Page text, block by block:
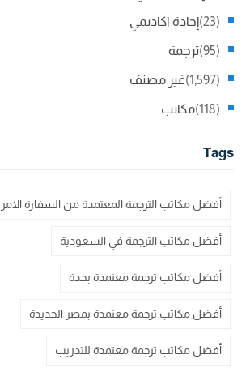
إجادة اكاديمي (23)
ترجمة (95)
غير مصنف (1,597)
مكاتب (118)
Tags
أفضل مكاتب الترجمة المعتمدة من السفارة
أفضل مكاتب الترجمة في السعودية
أفضل مكاتب ترجمة معتمدة بجدة
أفضل مكاتب ترجمة معتمدة بمصر الجديدة
أفضل مكاتب ترجمة معتمدة للتدريب